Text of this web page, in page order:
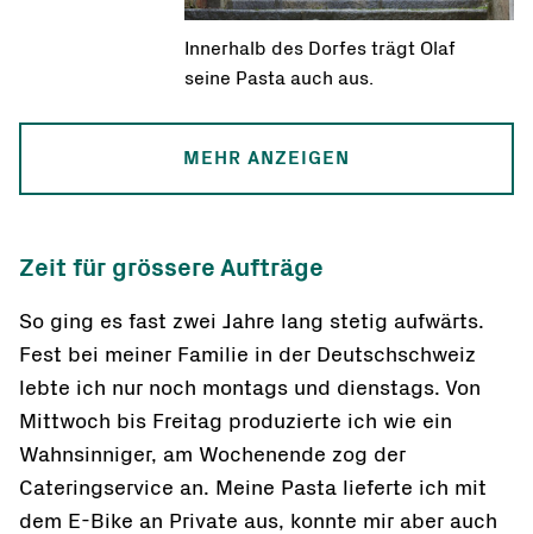
Innerhalb des Dorfes trägt Olaf
seine Pasta auch aus.
MEHR ANZEIGEN
Zeit für grössere Aufträge
So ging es fast zwei Jahre lang stetig aufwärts.
Fest bei meiner Familie in der Deutschschweiz
lebte ich nur noch montags und dienstags. Von
Mittwoch bis Freitag produzierte ich wie ein
Wahnsinniger, am Wochenende zog der
Cateringservice an. Meine Pasta lieferte ich mit
dem E-Bike an Private aus, konnte mir aber auch